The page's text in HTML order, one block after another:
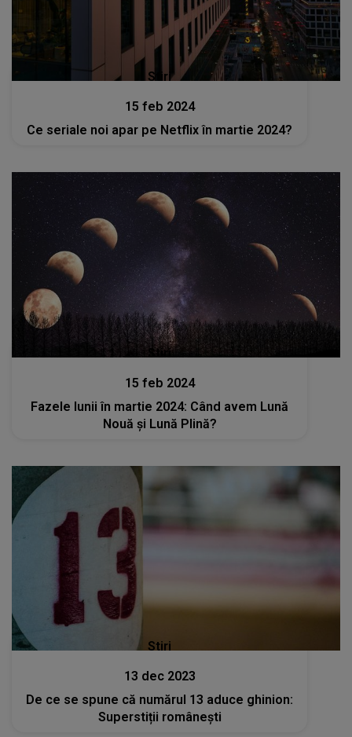
Stiri
15 feb 2024
Ce seriale noi apar pe Netflix în martie 2024?
Stiri
15 feb 2024
Fazele lunii în martie 2024: Când avem Lună
Nouă și Lună Plină?
Stiri
13 dec 2023
De ce se spune că numărul 13 aduce ghinion:
Superstiții românești